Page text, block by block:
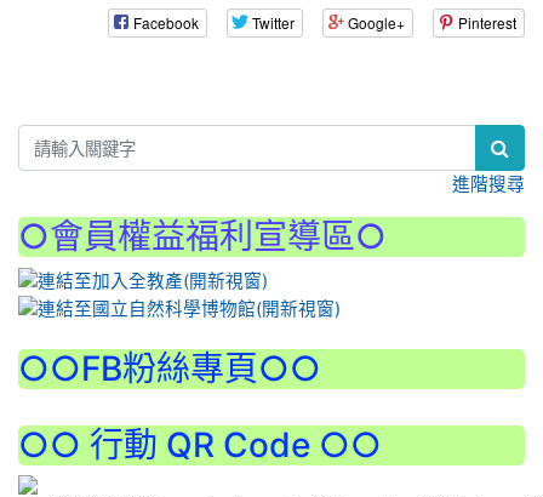
Facebook Twitter Google+ Pinterest
進階搜尋
○會員權益福利宣導區○
○○FB粉絲專頁○○
○○ 行動 QR Code ○○